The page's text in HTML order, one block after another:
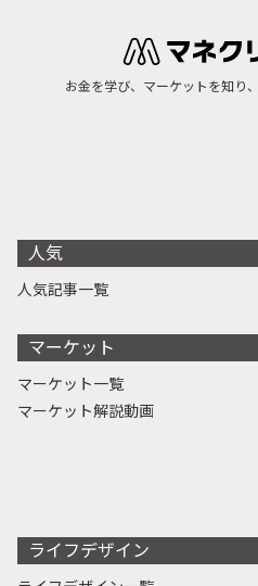
お金を学び、マーケットを知り
人気
人気記事一覧
マーケット
マーケット一覧
マーケット解説動画
ライフデザイン